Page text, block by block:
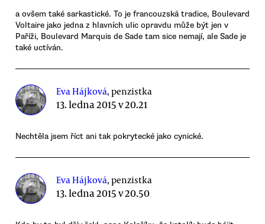
a ovšem také sarkastické. To je francouzská tradice, Boulevard
Voltaire jako jedna z hlavních ulic opravdu může být jen v
Paříži, Boulevard Marquis de Sade tam sice nemají, ale Sade je
také uctíván.
Eva Hájková, penzistka
13. ledna 2015 v 20.21
Nechtěla jsem říct ani tak pokrytecké jako cynické.
Eva Hájková, penzistka
13. ledna 2015 v 20.50